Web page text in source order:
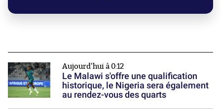
Aujourd'hui à 0:12
Le Malawi s'offre une qualification
historique, le Nigeria sera également
au rendez-vous des quarts